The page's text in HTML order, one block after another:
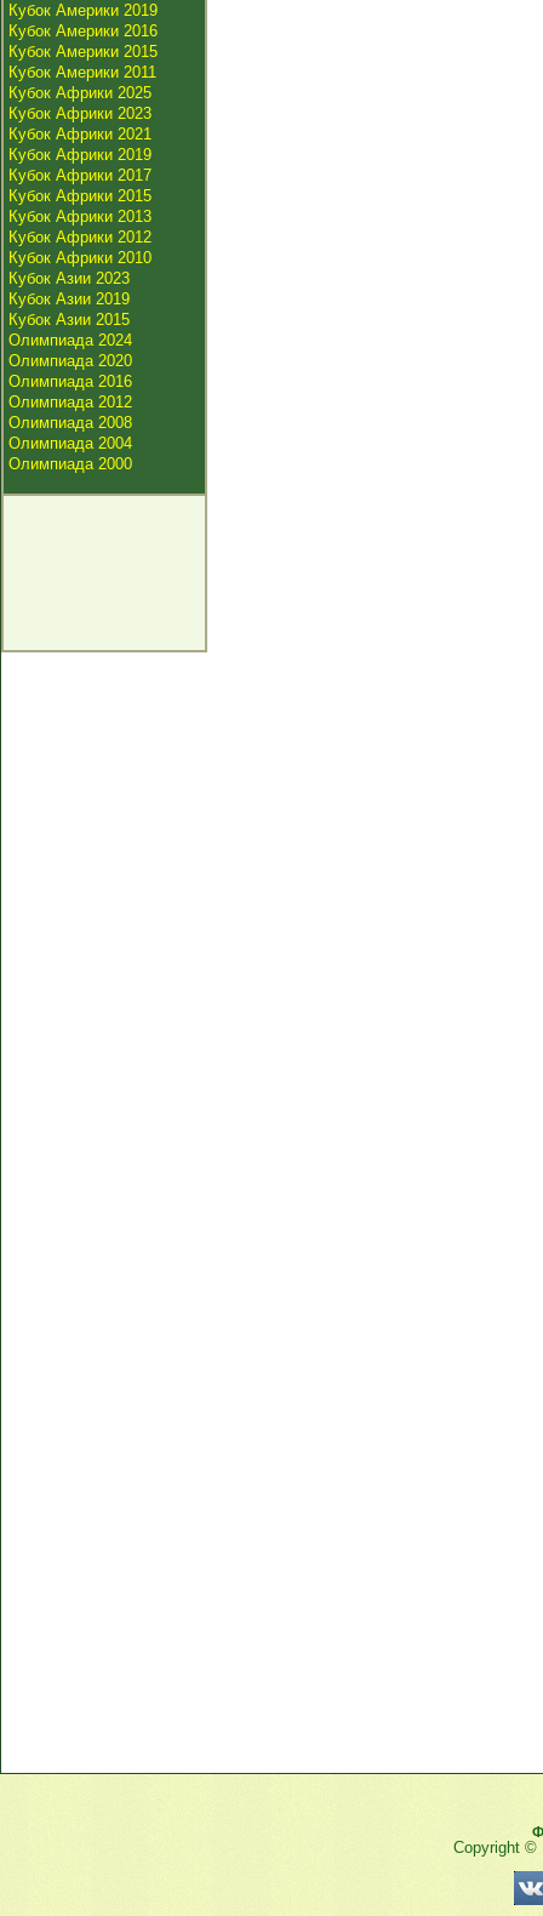
Кубок Америки 2019
Кубок Америки 2016
Кубок Америки 2015
Кубок Америки 2011
Кубок Африки 2025
Кубок Африки 2023
Кубок Африки 2021
Кубок Африки 2019
Кубок Африки 2017
Кубок Африки 2015
Кубок Африки 2013
Кубок Африки 2012
Кубок Африки 2010
Кубок Азии 2023
Кубок Азии 2019
Кубок Азии 2015
Олимпиада 2024
Олимпиада 2020
Олимпиада 2016
Олимпиада 2012
Олимпиада 2008
Олимпиада 2004
Олимпиада 2000
Copyright ©